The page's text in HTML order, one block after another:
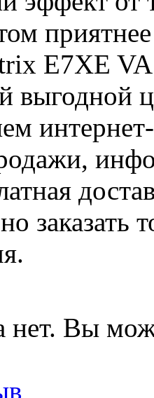
E7XE
выгодной
нет. Вы